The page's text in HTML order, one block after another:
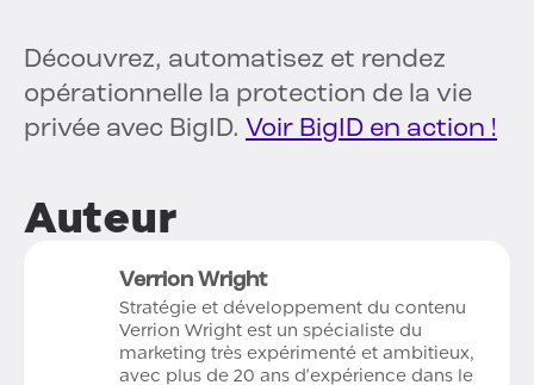
Découvrez, automatisez et rendez
opérationnelle la protection de la vie
privée avec BigID. Voir BigID en action !
Auteur
Verrion Wright
Stratégie et développement du contenu
Verrion Wright est un spécialiste du
marketing très expérimenté et ambitieux,
avec plus de 20 ans d'expérience dans le